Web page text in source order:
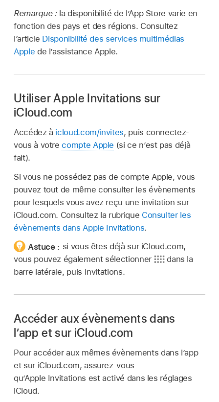
Remarque :la disponibilité de l’App Store varie en
fonction des pays et des régions. Consultez
l’article Disponibilité des services multimédias
Apple de l’assistance Apple.
Utiliser Apple Invitations sur
iCloud.com
Accédez à icloud.com/invites, puis connectez-
vous à votrecompte Apple (si ce n’est pas déjà
fait).
Si vous ne possédez pas de compte Apple, vous
pouvez tout de même consulter les évènements
pour lesquels vous avez reçu une invitation sur
iCloud.com. Consultez la rubrique Consulter les
évènements dans Apple Invitations.
Astuce : si vous êtes déjà sur iCloud.com,
vous pouvez également sélectionner
dans la
barre latérale, puis Invitations.
Accéder aux évènements dans
l’app et sur iCloud.com
Pour accéder aux mêmes évènements dans l’app
et sur iCloud.com, assurez-vous
qu’Apple Invitations est activé dans les réglages
iCloud.